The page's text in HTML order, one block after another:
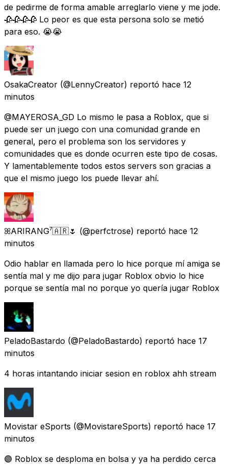
de pedirme de forma amable arreglarlo viene y me jode.
🥀🥀🥀🥀 Lo peor es que esta persona solo se metió
para eso. 😭😭
OsakaCreator (@LennyCreator) reportó hace 12
minutos
@MAYEROSA_GD Lo mismo le pasa a Roblox, que si
puede ser un juego con una comunidad grande en
general, pero el problema son los servidores y
comunidades que es donde ocurren este tipo de cosas.
Y lamentablemente todos estos servers son gracias a
que el mismo juego los puede llevar ahí.
ꕤARIRANG⁷🇦🇷🌷 (@perfctrose) reportó hace 12
minutos
Odio hablar en llamada pero lo hice porque mí amiga se
sentía mal y me dijo para jugar Roblox obvio lo hice
porque se sentía mal no porque yo quería jugar Roblox
PeladoBastardo (@PeladoBastardo) reportó hace 17
minutos
4 horas intantando iniciar sesion en roblox ahh stream
Movistar eSports (@MovistareSports) reportó hace 17
minutos
🟣 Roblox se desploma en bolsa y ya ha perdido cerca